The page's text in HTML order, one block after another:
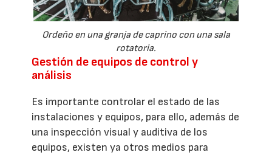
Ordeño en una granja de caprino con una sala
rotatoria.
Gestión de equipos de control y
análisis
Es importante controlar el estado de las
instalaciones y equipos, para ello, además de
una inspección visual y auditiva de los
equipos, existen ya otros medios para